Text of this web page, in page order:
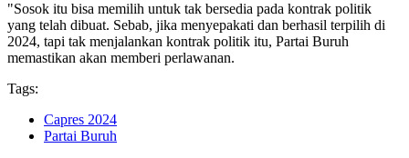
"Sosok itu bisa memilih untuk tak bersedia pada kontrak politik
yang telah dibuat. Sebab, jika menyepakati dan berhasil terpilih di
2024, tapi tak menjalankan kontrak politik itu, Partai Buruh
memastikan akan memberi perlawanan.
Tags:
Capres 2024
Partai Buruh